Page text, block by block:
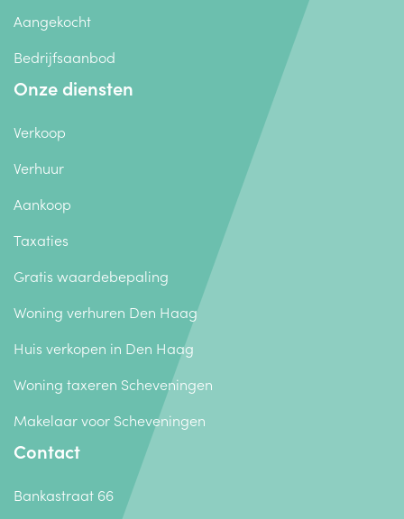
Aangekocht
Bedrijfsaanbod
Onze diensten
Verkoop
Verhuur
Aankoop
Taxaties
Gratis waardebepaling
Woning verhuren Den Haag
Huis verkopen in Den Haag
Woning taxeren Scheveningen
Makelaar voor Scheveningen
Contact
Bankastraat 66